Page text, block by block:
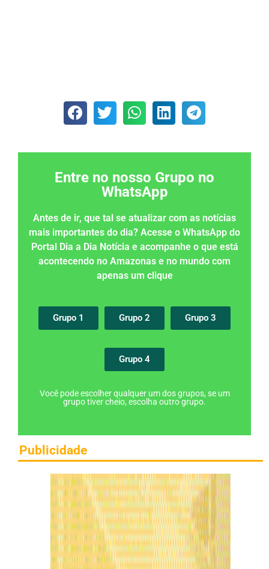
Entre no nosso Grupo no
WhatsApp
Antes de ir, que tal se atualizar com as notícias
mais importantes do dia? Acesse o WhatsApp do
Portal Dia a Dia Notícia e acompanhe o que está
acontecendo no Amazonas e no mundo com
apenas um clique
Grupo 1 Grupo 2 Grupo 3
Grupo 4
Você pode escolher qualquer um dos grupos, se um
grupo tiver cheio, escolha outro grupo.
Publicidade